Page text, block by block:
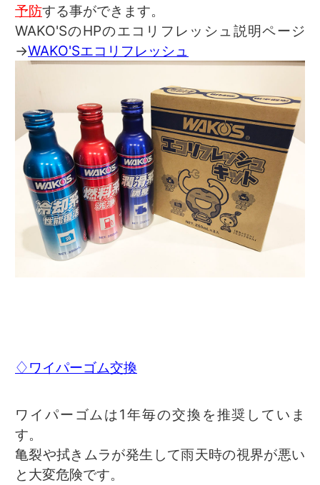
予防する事ができます。
WAKO'SのHPのエコリフレッシュ説明ページ
→WAKO'Sエコリフレッシュ
♢ワイパーゴム交換
ワイパーゴムは1年毎の交換を推奨していま
す。
亀裂や拭きムラが発生して雨天時の視界が悪い
と大変危険です。